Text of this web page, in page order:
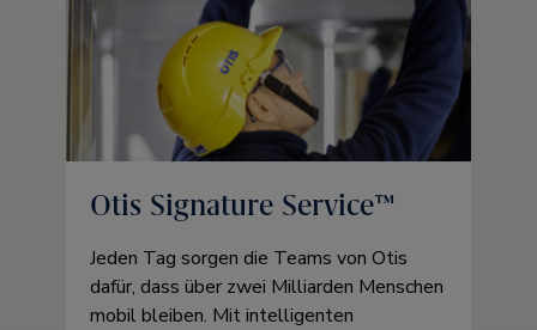
Otis Signature Service™
Jeden Tag sorgen die Teams von Otis
dafür, dass über zwei Milliarden Menschen
mobil bleiben. Mit intelligenten